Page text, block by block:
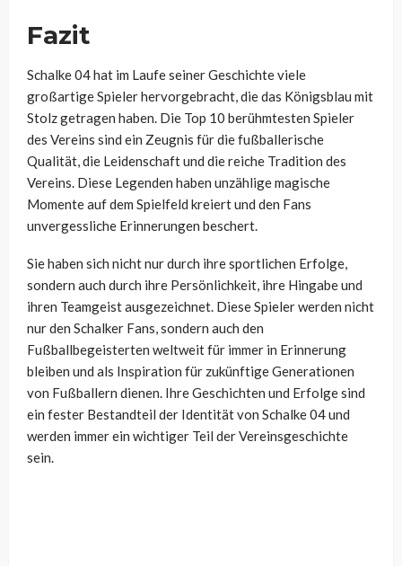
Fazit
Schalke 04 hat im Laufe seiner Geschichte viele
großartige Spieler hervorgebracht, die das Königsblau mit
Stolz getragen haben. Die Top 10 berühmtesten Spieler
des Vereins sind ein Zeugnis für die fußballerische
Qualität, die Leidenschaft und die reiche Tradition des
Vereins. Diese Legenden haben unzählige magische
Momente auf dem Spielfeld kreiert und den Fans
unvergessliche Erinnerungen beschert.
Sie haben sich nicht nur durch ihre sportlichen Erfolge,
sondern auch durch ihre Persönlichkeit, ihre Hingabe und
ihren Teamgeist ausgezeichnet. Diese Spieler werden nicht
nur den Schalker Fans, sondern auch den
Fußballbegeisterten weltweit für immer in Erinnerung
bleiben und als Inspiration für zukünftige Generationen
von Fußballern dienen. Ihre Geschichten und Erfolge sind
ein fester Bestandteil der Identität von Schalke 04 und
werden immer ein wichtiger Teil der Vereinsgeschichte
sein.